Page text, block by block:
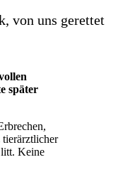
von uns gerettet
später
Keine